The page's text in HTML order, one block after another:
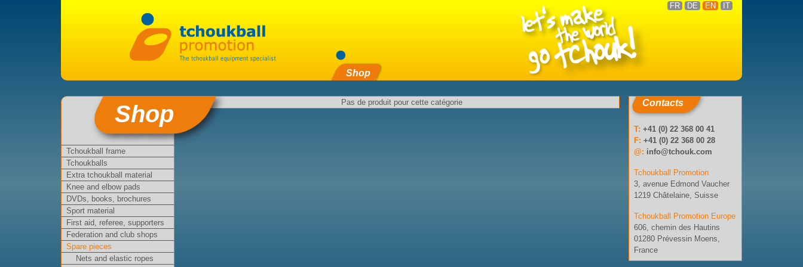
Shop
FR DE EN IT
Shop
Tchoukball frame
Tchoukballs
Extra tchoukball material
Knee and elbow pads
DVDs, books, brochures
Sport material
First aid, referee, supporters
Federation and club shops
Spare pieces
Nets and elastic ropes
Pas de produit pour cette catégorie Contacts
T: +41 (0) 22 368 00 41
F: +41 (0) 22 368 00 28
@: info@tchouk.com
Tchoukball Promotion
3, avenue Edmond Vaucher
1219 Châtelaine, Suisse
Tchoukball Promotion Europe
606, chemin des Hautins
01280 Prévessin Moens,
France